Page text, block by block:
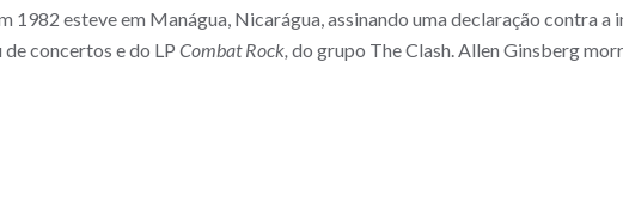
esteve em Manágua, Nicarágua, assinando uma declaração contra a
concertos e do LP Combat Rock, do grupo The Clash. Allen Ginsberg